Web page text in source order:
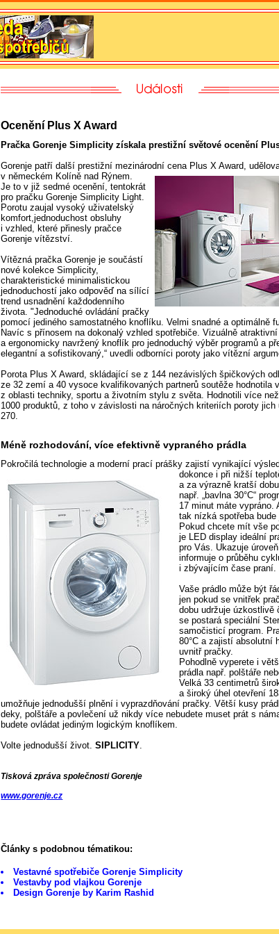
Ocenění Plus X Award
Pračka Gorenje Simplicity získala prestižní světové ocenění
Gorenje patří další prestižní mezinárodní cena Plus X Award,
v německém Kolíně nad Rýnem.
Je to v již sedmé ocenění, tentokrát
pro pračku Gorenje Simplicity Light.
Porotu zaujal vysoký uživatelský
komfort,jednoduchost obsluhy
i vzhled, které přinesly pračce
Gorenje vítězství.
Vítězná pračka Gorenje je součástí
nové kolekce Simplicity,
charakteristické minimalistickou
jednoduchostí jako odpověď na sílící
trend usnadnění každodenního
života. "Jednoduché ovládání pračky
pomocí jediného samostatného knoflíku. Velmi snadné a optimálně
Navíc s přínosem na dokonalý vzhled spotřebiče. Vizuálně atraktivní
a ergonomicky navržený knoflík pro jednoduchý výběr programů a
elegantní a sofistikovaný,“ uvedli odborníci poroty jako vítězní
Porota Plus X Award, skládající se z 144 nezávislých špičkových
ze 32 zemí a 40 vysoce kvalifikovaných partnerů soutěže hodnotila
z oblasti techniky, sportu a životním stylu z světa. Hodnotili více než
1000 produktů, z toho v závislosti na náročných kriteriích poroty jich
270.
Méně rozhodování, více efektivně vypraného prádla
Pokročilá technologie a moderní prací prášky zajistí vynikající
dokonce i při nižší
a za výrazně kratší
např. „bavlna 30°C“
17 minut máte vypráno.
tak nízká spotřeba bude
Pokud chcete mít vše
je LED display ideální
pro Vás. Ukazuje úroveň
informuje o průběhu
i zbývajícím čase praní.
Vaše prádlo může být
jen pokud se vnitřek
dobu udržuje úzkostlivě
se postará speciální
samočisticí program.
80°C a zajistí absolutní
uvnitř pračky.
Pohodlně vyperete i
prádla např. polštáře
Velká 33 centimetrů
a široký úhel otevření
umožňuje jednodušší plnění i vyprazdňování pračky. Větší kusy
deky, polštáře a povlečení už nikdy více nebudete muset prát s
budete ovládat jediným logickým knoflíkem.
Volte jednodušší život.SIPLICITY
Tisková zpráva společnosti Gorenje
www.gorenje.cz
Články s podobnou tématikou:
Vestavné spotřebiče Gorenje Simplicity
Vestavby pod vlajkou Gorenje
Design Gorenje by Karim Rashid